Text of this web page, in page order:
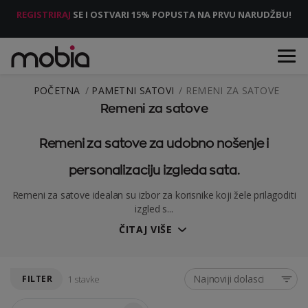
REGISTRIRAJ SE I OSTVARI 15% POPUSTA NA PRVU NARUDŽBU!
POČETNA PAMETNI SATOVI REMENI ZA SATOVE
Remeni za satove
Remeni za satove za udobno nošenje i
personalizaciju izgleda sata.
Remeni za satove idealan su izbor za korisnike koji žele prilagoditi
izgled s...
ČITAJ VIŠE
FILTER 1 stavke Najnoviji dolasci